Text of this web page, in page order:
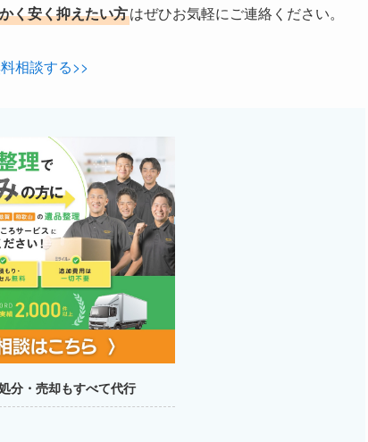
く安く抑えたい方はぜひお気軽にご連絡ください。
相談する>>
分・売却もすべて代行